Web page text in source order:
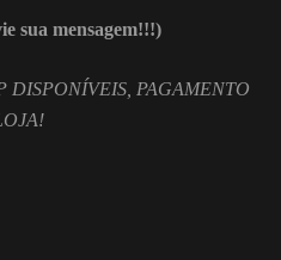
sua mensagem!!!)
DISPONÍVEIS, PAGAMENTO